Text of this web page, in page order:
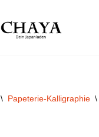
\ Papeterie-Kalligraphie \